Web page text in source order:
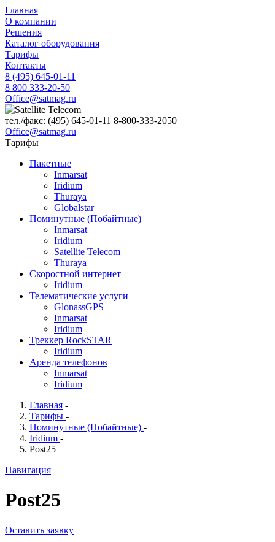
Главная
О компании
Решения
Каталог оборудования
Тарифы
Контакты
8 (495) 645-01-11
8 800 333-20-50
Office@satmag.ru
тел./факс: (495) 645-01-11 8-800-333-2050
Office@satmag.ru
Тарифы
Пакетные
Inmarsat
Iridium
Thuraya
Globalstar
Поминутные (Побайтные)
Inmarsat
Iridium
Satellite Telecom
Thuraya
Скоростной интернет
Iridium
Телематические услуги
GlonassGPS
Inmarsat
Iridium
Треккер RockSTAR
Iridium
Аренда телефонов
Inmarsat
Iridium
Главная -
Тарифы -
Поминутные (Побайтные) -
Iridium -
Post25
Навигация
Post25
Оставить заявку